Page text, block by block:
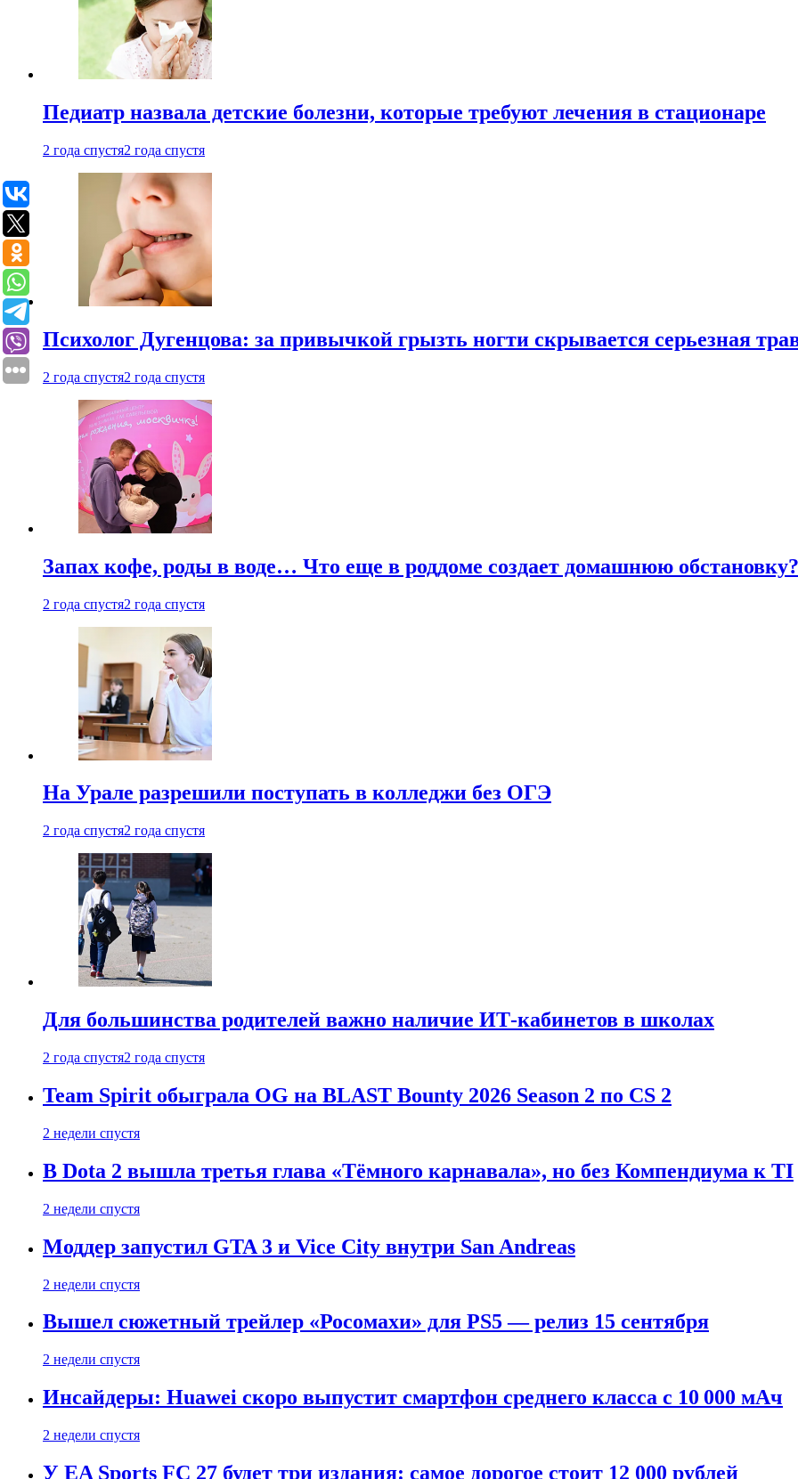
Педиатр назвала детские болезни, которые требуют лечения в стационаре
2 года спустя2 года спустя
Психолог Дугенцова: за привычкой грызть ногти скрывается серьезная
2 года спустя2 года спустя
Запах кофе, роды в воде… Что еще в роддоме создает домашнюю обстановку?
2 года спустя2 года спустя
На Урале разрешили поступать в колледжи без ОГЭ
2 года спустя2 года спустя
Для большинства родителей важно наличие ИТ-кабинетов в школах
2 года спустя2 года спустя
Team Spirit обыграла OG на BLAST Bounty 2026 Season 2 по CS 2
2 недели спустя
В Dota 2 вышла третья глава «Тёмного карнавала», но без Компендиума к TI
2 недели спустя
Моддер запустил GTA 3 и Vice City внутри San Andreas
2 недели спустя
Вышел сюжетный трейлер «Росомахи» для PS5 — релиз 15 сентября
2 недели спустя
Инсайдеры: Huawei скоро выпустит смартфон среднего класса с 10 000 мАч
2 недели спустя
У EA Sports FC 27 будет три издания: самое дорогое стоит 12 000 рублей